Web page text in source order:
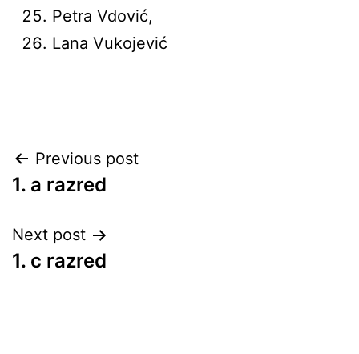
Petra Vdović,
Lana Vukojević
Post
navigation
Previous post
1. a razred
Next post
1. c razred